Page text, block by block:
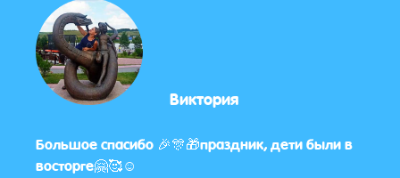
Виктория
Большое спасибо 🎉🎊🎁праздник, дети были в
восторге🤗🥰☺️